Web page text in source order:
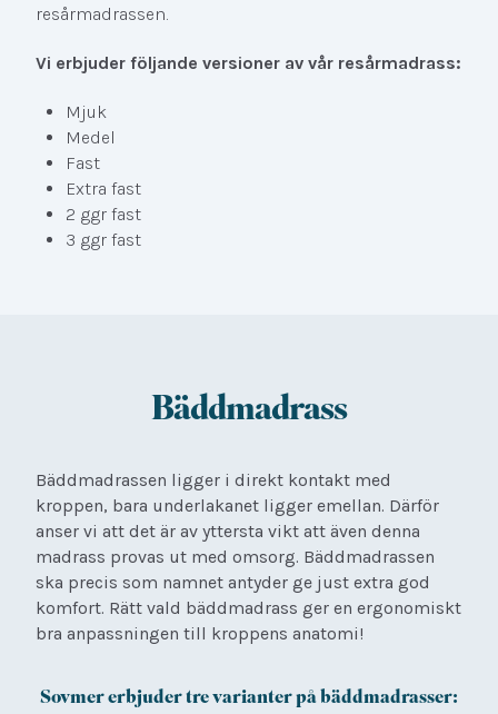
resårmadrassen.
Vi erbjuder följande versioner av vår resårmadrass:
Mjuk
Medel
Fast
Extra fast
2 ggr fast
3 ggr fast
Bäddmadrass
Bäddmadrassen ligger i direkt kontakt med
kroppen, bara underlakanet ligger emellan. Därför
anser vi att det är av yttersta vikt att även denna
madrass provas ut med omsorg. Bäddmadrassen
ska precis som namnet antyder ge just extra god
komfort. Rätt vald bäddmadrass ger en ergonomiskt
bra anpassningen till kroppens anatomi!
Sovmer erbjuder tre varianter på bäddmadrasser: